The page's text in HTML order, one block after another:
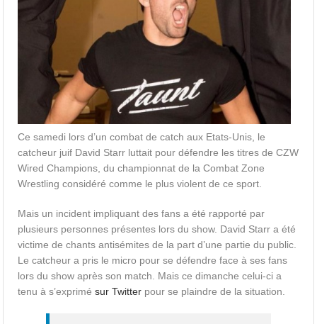
Ce samedi lors d’un combat de catch aux Etats-Unis, le
catcheur juif David Starr luttait pour défendre les titres de CZW
Wired Champions, du championnat de la Combat Zone
Wrestling considéré comme le plus violent de ce sport.
Mais un incident impliquant des fans a été rapporté par
plusieurs personnes présentes lors du show. David Starr a été
victime de chants antisémites de la part d’une partie du public.
Le catcheur a pris le micro pour se défendre face à ses fans
lors du show après son match. Mais ce dimanche celui-ci a
tenu à s’exprimésur Twitter pour se plaindre de la situation.